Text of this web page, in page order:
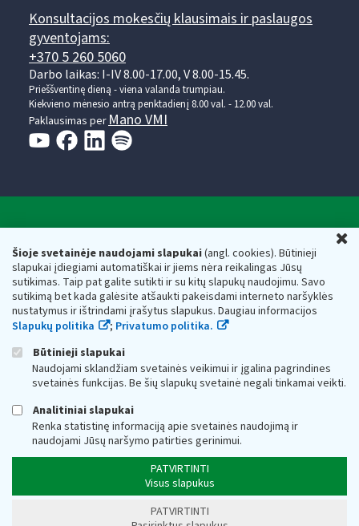
Šioje svetainėje naudojami slapukai(angl. cookies). Būtinieji
slapukai įdiegiami automatiškai ir jiems nėra reikalingas Jūsų
sutikimas. Taip pat galite sutikti ir su kitų slapukų naudojimu. Savo
sutikimą bet kada galėsite atšaukti pakeisdami interneto naršyklės
nustatymus ir ištrindami įrašytus slapukus. Daugiau informacijos
Slapukų politika
; Privatumo politika.
Būtinieji slapukai
Naudojami sklandžiam svetainės veikimui ir įgalina pagrindines
svetainės funkcijas. Be šių slapukų svetainė negali tinkamai veikti.
Analitiniai slapukai
Renka statistinę informaciją apie svetainės naudojimą ir
naudojami Jūsų naršymo patirties gerinimui.
PATVIRTINTI
Visus slapukus
PATVIRTINTI
Konsultacijos mokesčių klausimais ir paslaugos
gyventojams:
+370 5 260 5060
Darbo laikas: I-IV 8.00-17.00, V 8.00-15.45.
Prieššventinę dieną - viena valanda trumpiau.
Kiekvieno mėnesio antrą penktadienį 8.00 val. - 12.00 val.
Paklausimas per Mano VMI
Respublikos finansų ministerijos
Biudžetinė įstaiga. Juridinio asmens kodas — 188659752,
adresas: Vasario 16-osios g. 14, 01107 Vilnius, Lietuva, el.paštas:
vmi@vmi.lt, E. pristatymo dėžutės adresas 188659752
Duomenys apie Valstybinę mokesčių inspekciją prie Lietuvos
Respublikos finansų ministerijos kaupiami ir saugomi Juridinių